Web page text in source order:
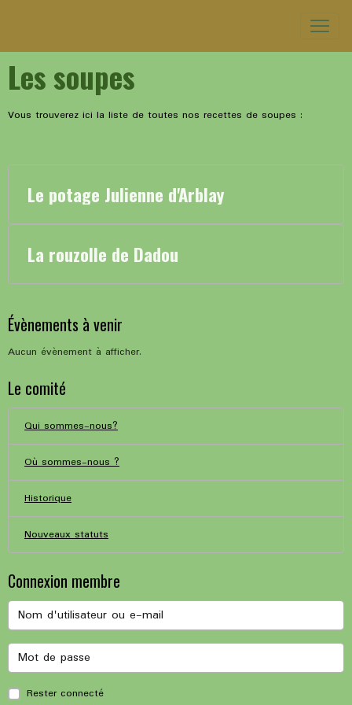
Les soupes
Vous trouverez ici la liste de toutes nos recettes de soupes :
Le potage Julienne d'Arblay
La rouzolle de Dadou
Évènements à venir
Aucun évènement à afficher.
Le comité
Qui sommes-nous?
Où sommes-nous ?
Historique
Nouveaux statuts
Connexion membre
Rester connecté